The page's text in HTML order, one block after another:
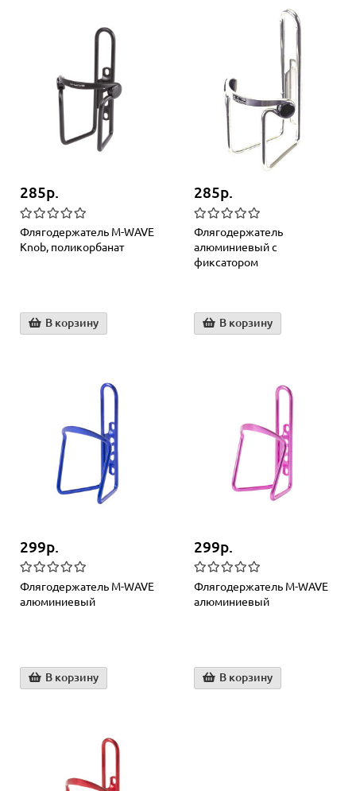
285р.
Флягодержатель M-WAVE
Knob, поликорбанат
В корзину
285р.
Флягодержатель
алюминиевый с
фиксатором
В корзину
299р.
Флягодержатель M-WAVЕ
алюминиевый
В корзину
299р.
Флягодержатель M-WAVЕ
алюминиевый
В корзину